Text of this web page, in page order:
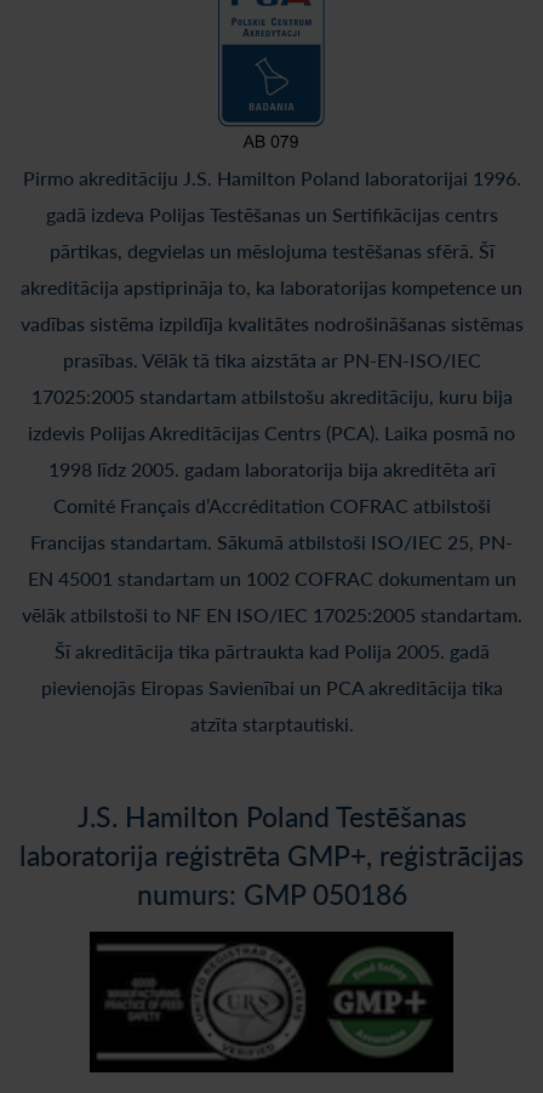
Pirmo akreditāciju J.S. Hamilton Poland laboratorijai 1996.
gadā izdeva Polijas Testēšanas un Sertifikācijas centrs
pārtikas, degvielas un mēslojuma testēšanas sfērā. Šī
akreditācija apstiprināja to, ka laboratorijas kompetence un
vadības sistēma izpildīja kvalitātes nodrošināšanas sistēmas
prasības. Vēlāk tā tika aizstāta ar PN-EN-ISO/IEC
17025:2005 standartam atbilstošu akreditāciju, kuru bija
izdevis Polijas Akreditācijas Centrs (PCA). Laika posmā no
1998 līdz 2005. gadam laboratorija bija akreditēta arī
Comité Français d’Accréditation COFRAC atbilstoši
Francijas standartam. Sākumā atbilstoši ISO/IEC 25, PN-
EN 45001 standartam un 1002 COFRAC dokumentam un
vēlāk atbilstoši to NF EN ISO/IEC 17025:2005 standartam.
Šī akreditācija tika pārtraukta kad Polija 2005. gadā
pievienojās Eiropas Savienībai un PCA akreditācija tika
atzīta starptautiski.
J.S. Hamilton Poland Testēšanas
laboratorija reģistrēta GMP+, reģistrācijas
numurs: GMP 050186